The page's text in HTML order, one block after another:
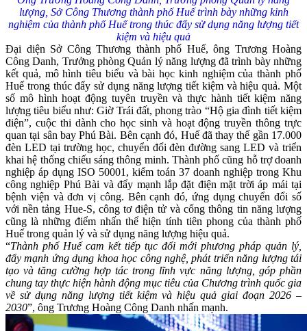
lượng, Sở Công Thương thành phố Huế trình bày những kinh
nghiệm của thành phố Huế trong thúc đẩy sử dụng năng lượng tiết
kiệm và hiệu quả
Đại diện Sở Công Thương thành phố Huế, ông Trương Hoàng
Công Danh, Trưởng phòng Quản lý năng lượng đã trình bày những
kết quả, mô hình tiêu biểu và bài học kinh nghiệm của thành phố
Huế trong thúc đẩy sử dụng năng lượng tiết kiệm và hiệu quả. Một
số mô hình hoạt động tuyên truyền và thực hành tiết kiệm năng
lượng tiêu biểu như: Giờ Trái đất, phong trào “Hộ gia đình tiết kiệm
điện”, cuộc thi dành cho học sinh và hoạt động truyền thông trực
quan tại sân bay Phú Bài. Bên cạnh đó, Huế đã thay thế gần 17.000
đèn LED tại trường học, chuyển đổi đèn đường sang LED và triển
khai hệ thống chiếu sáng thông minh. Thành phố cũng hỗ trợ doanh
nghiệp áp dụng ISO 50001, kiểm toán 37 doanh nghiệp trong Khu
công nghiệp Phú Bài và đẩy mạnh lắp đặt điện mặt trời áp mái tại
bệnh viện và đơn vị công. Bên cạnh đó, ứng dụng chuyển đổi số
với nền tảng Hue-S, công tơ điện tử và cổng thông tin năng lượng
cũng là những điểm nhấn thể hiện tính tiên phong của thành phố
Huế trong quản lý và sử dụng năng lượng hiệu quả.
“Thành phố Huế cam kết tiếp tục đổi mới phương pháp quản lý,
đẩy mạnh ứng dụng khoa học công nghệ, phát triển năng lượng tái
tạo và tăng cường hợp tác trong lĩnh vực năng lượng, góp phần
chung tay thực hiện hành động mục tiêu của Chương trình quốc gia
về sử dụng năng lượng tiết kiệm và hiệu quả giai đoạn 2026 –
2030”, ông Trương Hoàng Công Danh nhấn mạnh.